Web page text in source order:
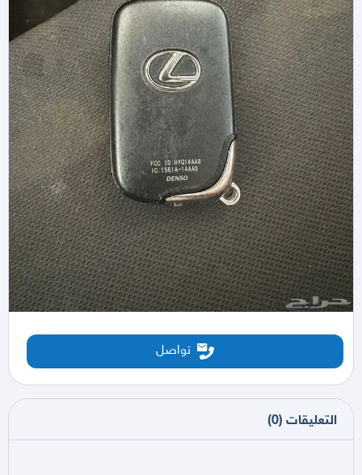
تواصل
التعليقات (
0
)